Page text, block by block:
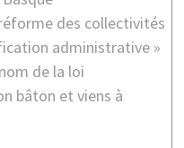
des collectivités
administrative »
de la loi
bâton et viens à